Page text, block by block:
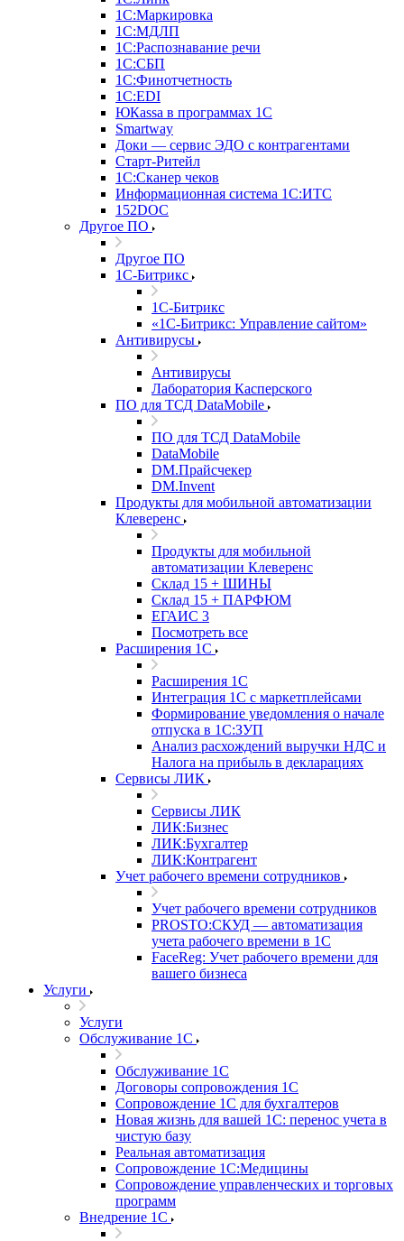
1С:Маркировка
1С:МДЛП
1С:Распознавание речи
1С:СБП
1С:Финотчетность
1С:EDI
ЮКаssа в программах 1С
Smartway
Доки — сервис ЭДО с контрагентами
Старт-Ритейл
1С:Сканер чеков
Информационная система 1С:ИТС
152DOC
Другое ПО
Другое ПО
1С-Битрикс
1С-Битрикс
«1С-Битрикс: Управление сайтом»
Антивирусы
Антивирусы
Лаборатория Касперского
ПО для ТСД DataMobile
ПО для ТСД DataMobile
DataMobile
DM.Прайсчекер
DM.Invent
Продукты для мобильной автоматизации
Клеверенс
Продукты для мобильной
автоматизации Клеверенс
Склад 15 + ШИНЫ
Склад 15 + ПАРФЮМ
ЕГАИС 3
Посмотреть все
Расширения 1С
Расширения 1С
Интеграция 1С с маркетплейсами
Формирование уведомления о начале
отпуска в 1С:ЗУП
Анализ расхождений выручки НДС и
Налога на прибыль в декларациях
Сервисы ЛИК
Сервисы ЛИК
ЛИК:Бизнес
ЛИК:Бухгалтер
ЛИК:Контрагент
Учет рабочего времени сотрудников
Учет рабочего времени сотрудников
PROSTO:СКУД — автоматизация
учета рабочего времени в 1С
FaceReg: Учет рабочего времени для
вашего бизнеса
Услуги
Услуги
Обслуживание 1С
Обслуживание 1С
Договоры сопровождения 1С
Сопровождение 1С для бухгалтеров
Новая жизнь для вашей 1С: перенос учета в
чистую базу
Реальная автоматизация
Сопровождение 1С:Медицины
Сопровождение управленческих и торговых
программ
Внедрение 1С